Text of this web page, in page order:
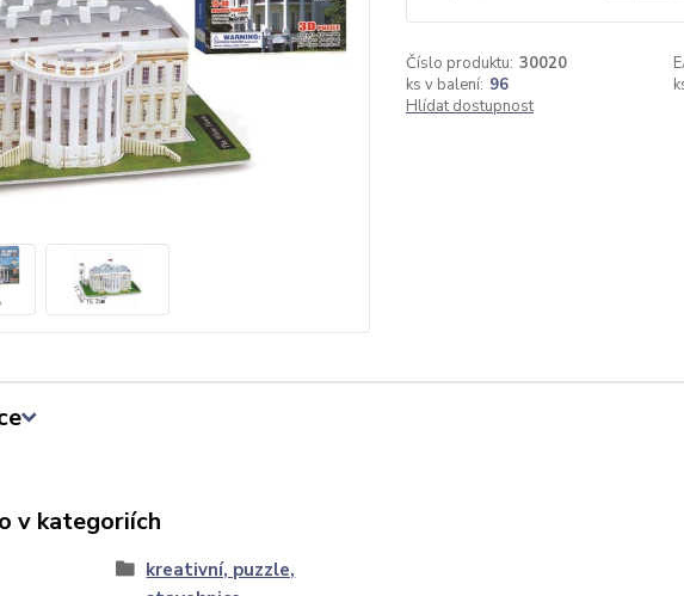
Číslo produktu: 30020
ks v balení: 96
Hlídat dostupnost
v kategoriích
kreativní, puzzle,